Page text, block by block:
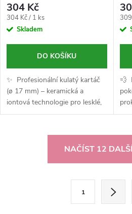
304 Kč
Měrná
cena:
304 Kč / 1 ks
Skladem
DO KOŠÍKU
✨ Profesionální kulatý kartáč
(ø 17 mm) – keramická a
iontová technologie pro lesklé,
hladké a zdravé vlasy.
💨
NAČÍST 12
1